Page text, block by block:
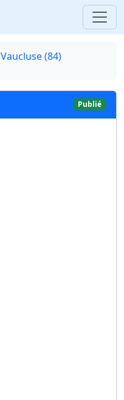
Vaucluse (84)
Publié